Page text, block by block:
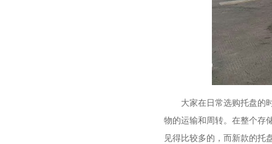
大家在日常选购托盘的时
物的运输和周转。在整个存
见得比较多的，而新款的托